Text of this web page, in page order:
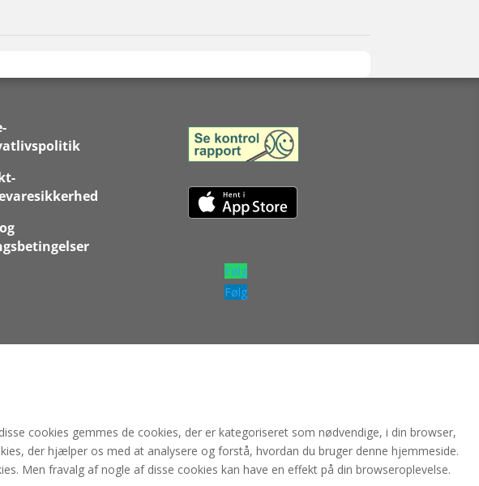
Følg
Følg
cookies gemmes de cookies, der er kategoriseret som nødvendige, i din browser,
der hjælper os med at analysere og forstå, hvordan du bruger denne hjemmeside.
Men fravalg af nogle af disse cookies kan have en effekt på din browseroplevelse.